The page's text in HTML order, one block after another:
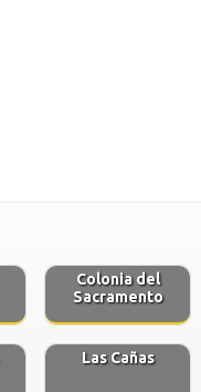
Colonia del
Sacramento
Las Cañas